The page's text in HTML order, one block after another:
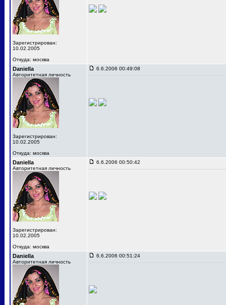
Зарегистрирован:
10.02.2005
Откуда: москва
Daniella
Авторитетная личность
Зарегистрирован:
10.02.2005
Откуда: москва
6.6.2006 00:49:08
Daniella
Авторитетная личность
Зарегистрирован:
10.02.2005
Откуда: москва
6.6.2006 00:50:42
Daniella
Авторитетная личность
6.6.2006 00:51:24